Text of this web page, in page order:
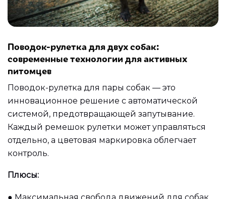
Поводок-рулетка для двух собак:
современные технологии для активных
питомцев
Поводок-рулетка для пары собак — это
инновационное решение с автоматической
системой, предотвращающей запутывание.
Каждый ремешок рулетки может управляться
отдельно, а цветовая маркировка облегчает
контроль.
Плюсы: